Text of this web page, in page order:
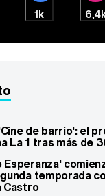
1k
de barrio': el
La 1 tras más de
Esperanza'
temporada
Castro